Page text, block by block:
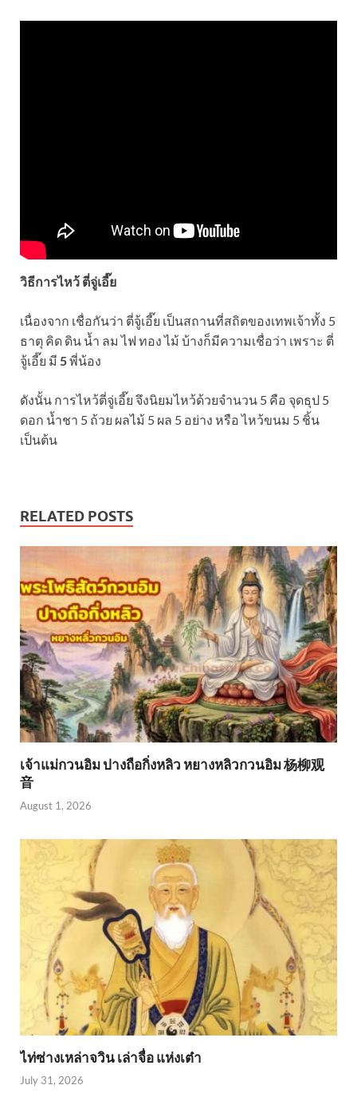
วิธีการไหว้ ตี่จู่เอี๊ย
เนื่องจาก เชื่อกันว่า ตี่จู้เอี๊ย เป็นสถานที่สถิตของเทพเจ้าทั้ง 5
ธาตุ คิด ดิน น้ำ ลม ไฟ ทอง ไม้ บ้างก็มีความเชื่อว่า เพราะ ตี่
จู้เอี๊ย มี 5พี่น้อง
ดังนั้น การไหว้ตี่จู่เอี๊ย จึงนิยมไหว้ด้วยจำนวน 5 คือ จุดธุป 5
ดอก น้ำชา 5 ถ้วย ผลไม้ 5 ผล 5 อย่าง หรือ ไหว้ขนม 5 ชิ้น
เป็นต้น
RELATED POSTS
เจ้าแม่กวนอิม ปางถือกิ่งหลิว หยางหลิวกวนอิม 杨柳观
音
August 1, 2026
ไท่ซ่างเหล่าจวิน เล่าจื่อ แห่งเต๋า
July 31, 2026